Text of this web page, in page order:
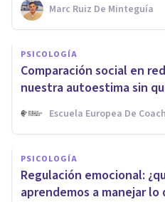
Marc Ruiz De Minteguía
PSICOLOGÍA
Comparación social en
nuestra autoestima sin
Escuela Europea De
PSICOLOGÍA
Regulación emocional:
aprendemos a manejar lo